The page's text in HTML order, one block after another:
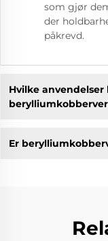
som gjør
der
påkrevd.
Hvilke anvendelser
Er